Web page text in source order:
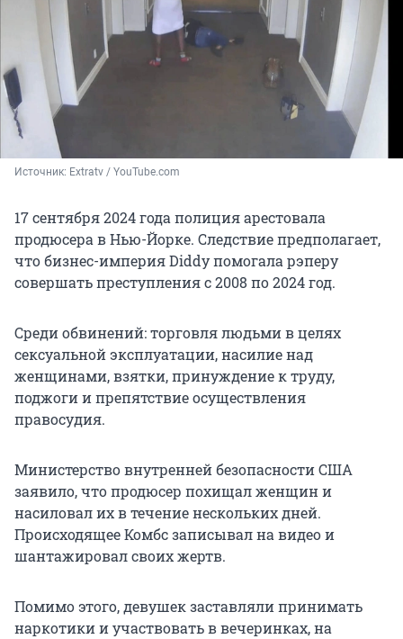
Источник: Еxtratv / YouTube.com
17 сентября 2024 года полиция арестовала
продюсера в Нью-Йорке. Следствие предполагает,
что бизнес-империя Diddy помогала рэперу
совершать преступления с 2008 по 2024 год.
Среди обвинений: торговля людьми в целях
сексуальной эксплуатации, насилие над
женщинами, взятки, принуждение к труду,
поджоги и препятствие осуществления
правосудия.
Министерство внутренней безопасности США
заявило, что продюсер похищал женщин и
насиловал их в течение нескольких дней.
Происходящее Комбс записывал на видео и
шантажировал своих жертв.
Помимо этого, девушек заставляли принимать
наркотики и участвовать в вечеринках, на